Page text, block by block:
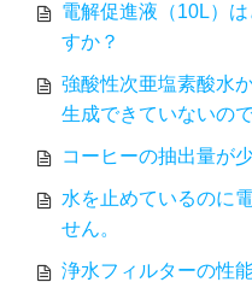
電解促進液（10L）
すか？
強酸性次亜塩素酸水
生成できていないの
コーヒーの抽出量が
水を止めているのに
せん。
浄水フィルターの性